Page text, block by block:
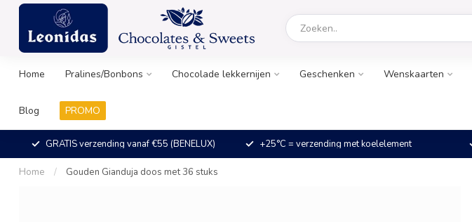
Home Pralines/Bonbons Chocolade lekkernijen Geschenken Wenskaarten
Blog PROMO
GRATIS verzending vanaf €55 (BENELUX) +25°C = verzending met koelelement
Home / Gouden Gianduja doos met 36 stuks